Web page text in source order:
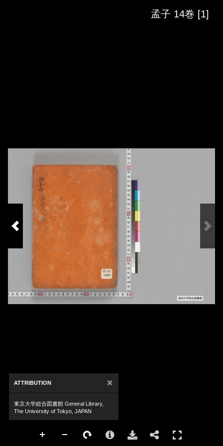
孟子 14巻 [1]
ATTRIBUTION ×
東京大学総合図書館 General Library,
The University of Tokyo, JAPAN